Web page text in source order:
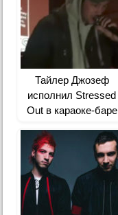
Тайлер Джозеф
исполнил Stressed
Out в караоке-баре